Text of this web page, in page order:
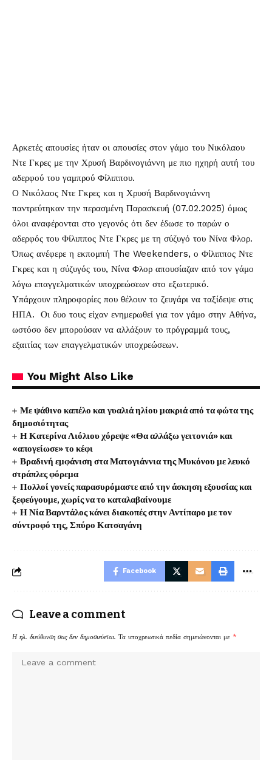
Αρκετές απουσίες ήταν οι απουσίες στον γάμο του Νικόλαου
Ντε Γκρες με την Χρυσή Βαρδινογιάννη με πιο ηχηρή αυτή του
αδερφού του γαμπρού Φίλιππου.
Ο Νικόλαος Ντε Γκρες και η Χρυσή Βαρδινογιάννη
παντρεύτηκαν την περασμένη Παρασκευή (07.02.2025) όμως
όλοι αναφέρονται στο γεγονός ότι δεν έδωσε το παρών ο
αδερφός του Φίλιππος Ντε Γκρες με τη σύζυγό του Νίνα Φλορ.
Όπως ανέφερε η εκπομπή The Weekenders, ο Φίλιππος Ντε
Γκρες και η σύζυγός του, Νίνα Φλορ απουσίαζαν από τον γάμο
λόγω επαγγελματικών υποχρεώσεων στο εξωτερικό.
Υπάρχουν πληροφορίες που θέλουν το ζευγάρι να ταξίδεψε στις
ΗΠΑ. Οι δυο τους είχαν ενημερωθεί για τον γάμο στην Αθήνα,
ωστόσο δεν μπορούσαν να αλλάξουν το πρόγραμμά τους,
εξαιτίας των επαγγελματικών υποχρεώσεων.
You Might Also Like
Με ψάθινο καπέλο και γυαλιά ηλίου μακριά από τα φώτα της
δημοσιότητας
Η Κατερίνα Λιόλιου χόρεψε «Θα αλλάξω γειτονιά» και
«απογείωσε» το κέφι
Βραδινή εμφάνιση στα Ματογιάννια της Μυκόνου με λευκό
στράπλες φόρεμα
Πολλοί γονείς παρασυρόμαστε από την άσκηση εξουσίας και
ξεφεύγουμε, χωρίς να το καταλαβαίνουμε
Η Νία Βαρντάλος κάνει διακοπές στην Αντίπαρο με τον
σύντροφό της, Σπύρο Κατσαγάνη
Facebook
Leave a comment
Η ηλ. διεύθυνση σας δεν δημοσιεύεται. Τα υποχρεωτικά πεδία σημειώνονται με *